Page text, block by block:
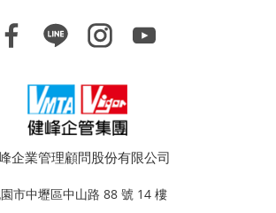
企業管理顧問股份有限公司
市中壢區中山路 88 號 14 樓